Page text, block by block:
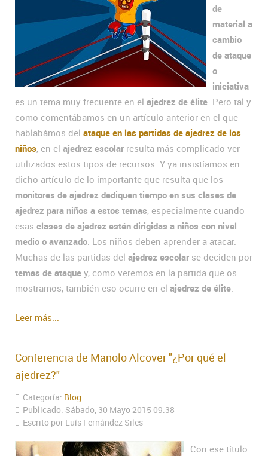
de
material a
cambio
de ataque
o
iniciativa
es un tema muy frecuente en el ajedrez de élite. Pero tal y
como comentábamos en un artículo anterior en el que
hablabámos del ataque en las partidas de ajedrez de los
niños, en el ajedrez escolar resulta más complicado ver
utilizados estos tipos de recursos. Y ya insistíamos en
dicho artículo de lo importante que resulta que los
monitores de ajedrez dediquen tiempo en sus clases de
ajedrez para niños a estos temas, especialmente cuando
esas clases de ajedrez estén dirigidas a niños con nivel
medio o avanzado. Los niños deben aprender a atacar.
Muchas de las partidas del ajedrez escolar se deciden por
temas de ataque y, como veremos en la partida que os
mostramos, también eso ocurre en el ajedrez de élite.
Leer más...
Conferencia de Manolo Alcover "¿Por qué el
ajedrez?"
Categoría: Blog
Publicado: Sábado, 30 Mayo 2015 09:38
Escrito por Luís Fernández Siles
Con ese título